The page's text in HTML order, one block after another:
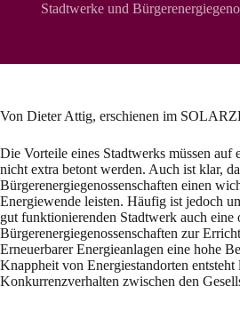
Stadtwerke und
Von Dieter Attig, erschienen im
Die Vorteile eines Stadtwerks müssen auf
nicht extra betont werden. Auch ist klar,
Bürgerenergiegenossenschaften einen
Energiewende leisten. Häufig ist jedoch
gut funktionierenden Stadtwerk auch eine
Bürgerenergiegenossenschaften zur
Erneuerbarer Energieanlagen eine hohe
Knappheit von Energiestandorten entsteht
Konkurrenzverhalten zwischen den